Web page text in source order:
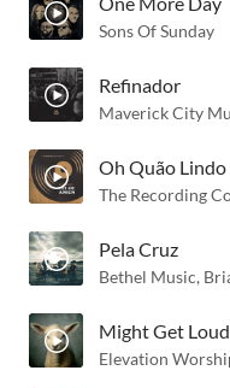
Sons Of Sunday
Refinador
Maverick City
Oh Quão Lindo
The Recording
Pela Cruz
Bethel Music,
Might Get Loud
Elevation